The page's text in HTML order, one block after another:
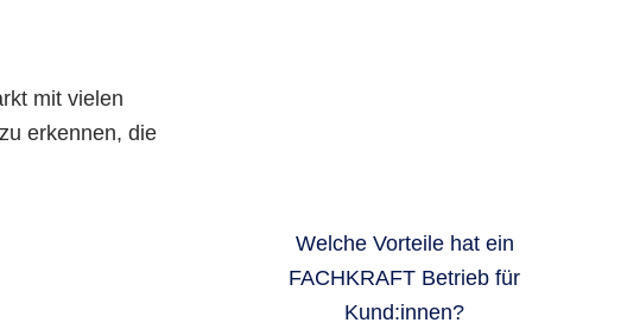
mit vielen
erkennen, die
Welche Vorteile hat ein
FACHKRAFT Betrieb für
Kund:innen?